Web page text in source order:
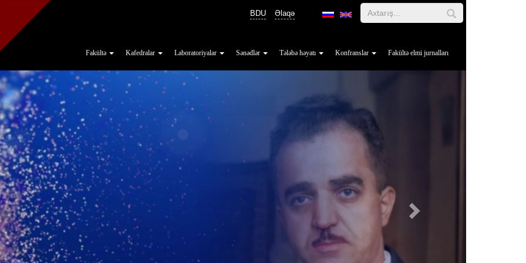
Əlaqə
BDU
Fakültə Kafedralar Laboratoriyalar Sənədlər Tələbə həyatı Konfranslar Fakültə elmi jurnalları